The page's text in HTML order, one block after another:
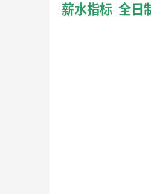
薪水指标  全日